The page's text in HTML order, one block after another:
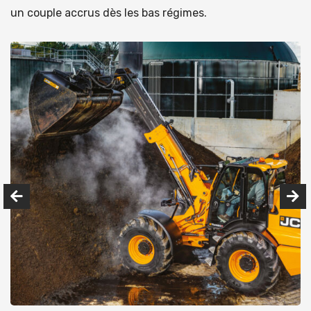
un couple accrus dès les bas régimes.